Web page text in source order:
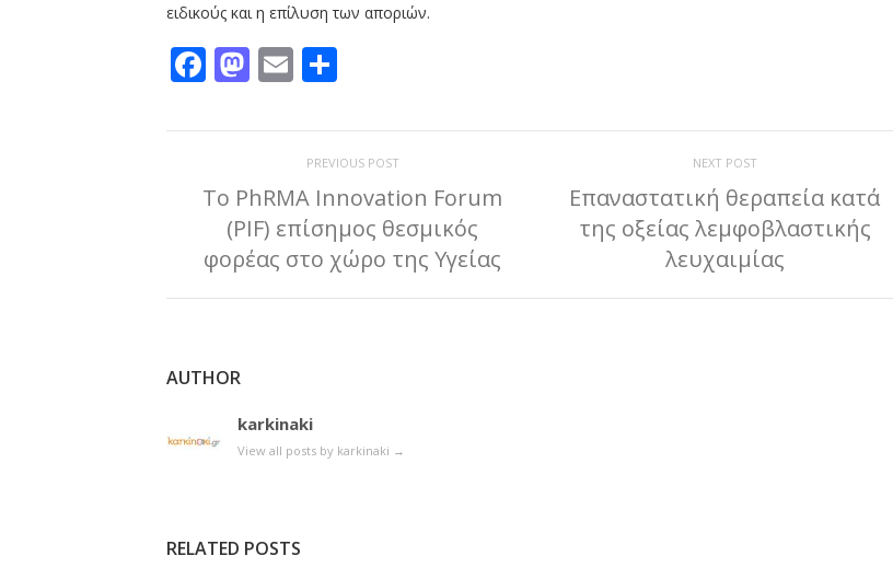
ειδικούς και η επίλυση των αποριών.
Facebook
Mastodon
Email
PREVIOUS POST
Το PhRMA Innovation Forum
(PIF) επίσημος θεσμικός
φορέας στο χώρο της Υγείας
NEXT POST
Eπαναστατική θεραπεία κατά
της οξείας λεμφοβλαστικής
λευχαιμίας
AUTHOR
karkinaki
View all posts by karkinaki →
RELATED POSTS